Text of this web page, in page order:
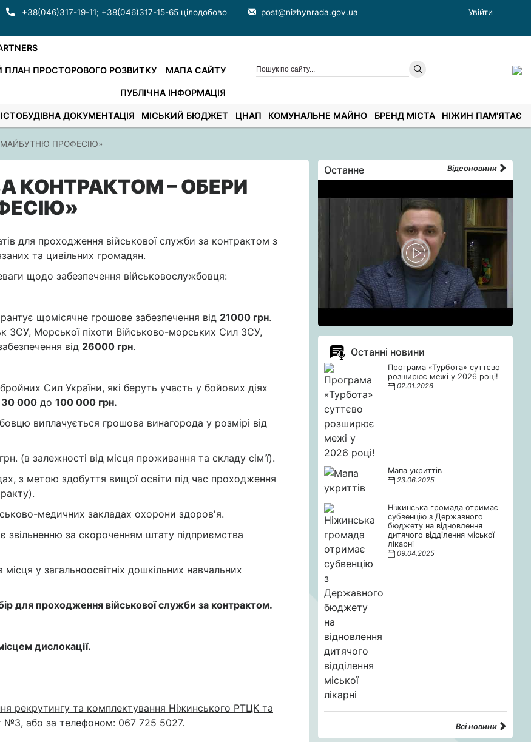
+38(046)317-19-11; +38(046)317-15-65 цілодобово post@nizhynrada.gov.ua
Увійти
ПРОСТОРОВОГО РОЗВИТКУ МАПА САЙТУ
ПУБЛІЧНА ІНФОРМАЦІЯ
ДОКУМЕНТАЦІЯ МІСЬКИЙ БЮДЖЕТ ЦНАП КОМУНАЛЬНЕ МАЙНО БРЕНД МІСТА НІЖИН ПАМ'ЯТАЄ
ПРОФЕСІЮ»
КОНТРАКТОМ – ОБЕРИ
для проходження військової служби за контрактом з
та цивільних громадян.
щодо забезпечення військовослужбовця:
щомісячне грошове забезпечення від 21000 грн.
ЗСУ, Морської піхоти Військово-морських Сил ЗСУ,
від 26000 грн.
Сил України, які беруть участь у бойових діях
30 000 до 100 000 грн.
виплачується грошова винагорода у розмірі від
грн. (в залежності від місця проживання та складу сім'ї).
з метою здобуття вищої освіти під час проходження
медичних закладах охорони здоров'я.
звільненню за скороченням штату підприємства
у загальноосвітніх дошкільних навчальних
для проходження військової служби за контрактом.
дислокації.
рекрутингу та комплектування Ніжинського РТЦК та
№3, або за телефоном: 067 725 5027.
Останне Відеоновини
Останні новини
Програма «Турбота» суттєво
розширює межі у 2026 році!
02.01.2026
Мапа укриттів
23.06.2025
Ніжинська громада отримає
субвенцію з Державного
бюджету на відновлення
дитячого відділення міської
лікарні
09.04.2025
Всі новини